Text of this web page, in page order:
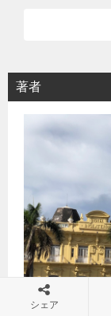
著者
シェア